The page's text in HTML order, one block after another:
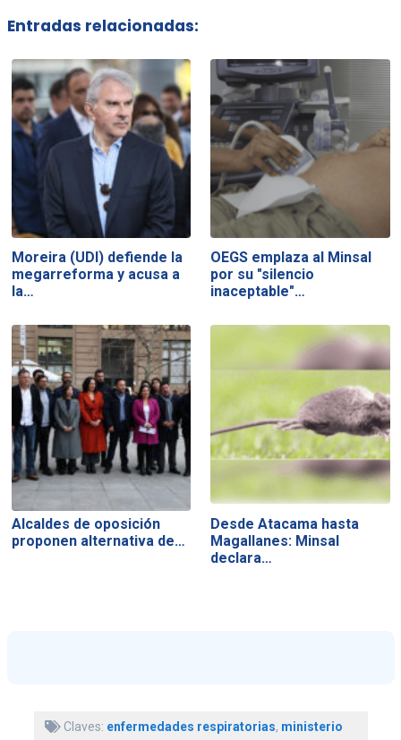
Entradas relacionadas:
Moreira (UDI) defiende la
megarreforma y acusa a
la…
OEGS emplaza al Minsal
por su "silencio
inaceptable"…
Alcaldes de oposición
proponen alternativa de…
Desde Atacama hasta
Magallanes: Minsal
declara…
Claves: enfermedades respiratorias, ministerio